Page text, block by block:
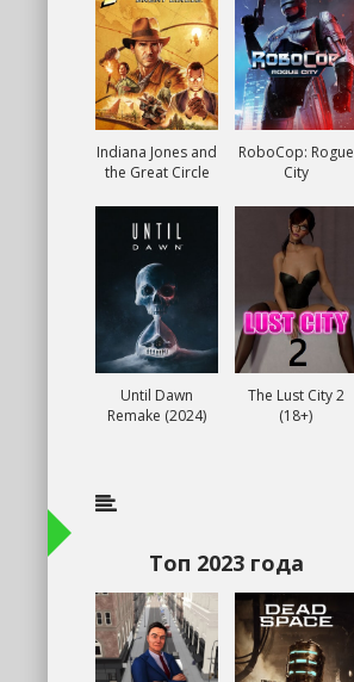
Indiana Jones and
the Great Circle
RoboCop: Rogue
City
Until Dawn
Remake (2024)
The Lust City 2
(18+)
Топ 2023 года